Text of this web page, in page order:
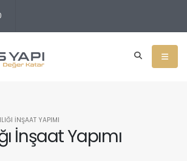
İnşaat Yapımı
İNŞAAT YAPIMI